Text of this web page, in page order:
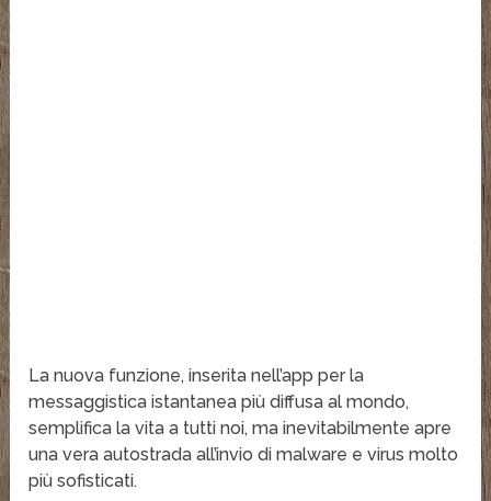
La nuova funzione, inserita nell’app per la
messaggistica istantanea più diffusa al mondo,
semplifica la vita a tutti noi, ma inevitabilmente apre
una vera autostrada all’invio di malware e virus molto
più sofisticati.